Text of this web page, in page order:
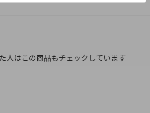
人はこの商品もチェックしています